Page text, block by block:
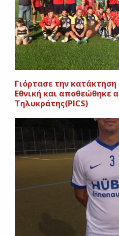
Γιόρτασε την κατάκτηση
Εθνική και αποθεώθηκε
Τηλυκράτης(PICS)